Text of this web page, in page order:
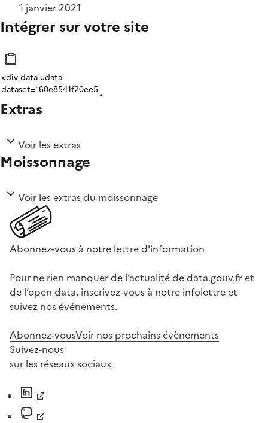
1 janvier 2021
Intégrer sur votre site
Extras
Voir les extras
Moissonnage
Voir les extras du moissonnage
Abonnez-vous à notre lettre d'information
Pour ne rien manquer de l’actualité de data.gouv.fr et
de l’open data, inscrivez-vous à notre infolettre et
suivez nos événements.
Abonnez-vousVoir nos prochains évènements
Suivez-nous
sur les réseaux sociaux